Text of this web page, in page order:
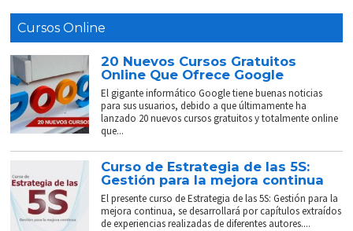
Cursos Online
20 Nuevos Cursos Gratuitos
Online Que Ofrece Google
El gigante informático Google tiene buenas noticias
para sus usuarios, debido a que últimamente ha
lanzado 20 nuevos cursos gratuitos y totalmente online
que...
Curso de Estrategia de las 5S:
Gestión para la mejora continua
El presente curso de Estrategia de las 5S: Gestión para la
mejora continua, se desarrollará por capítulos extraídos
de experiencias realizadas de diferentes autores....